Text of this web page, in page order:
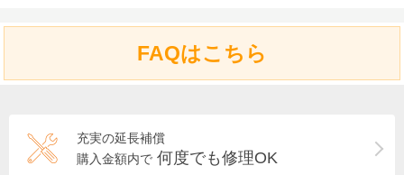
FAQはこちら
充実の延長補償
購入金額内で 何度でも修理OK